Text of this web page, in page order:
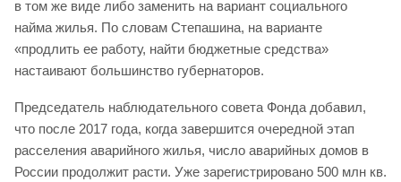
в том же виде либо заменить на вариант социального
найма жилья. По словам Степашина, на варианте
«продлить ее работу, найти бюджетные средства»
настаивают большинство губернаторов.
Председатель наблюдательного совета Фонда добавил,
что после 2017 года, когда завершится очередной этап
расселения аварийного жилья, число аварийных домов в
России продолжит расти. Уже зарегистрировано 500 млн кв.